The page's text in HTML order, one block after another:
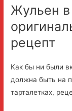
Жульен в
рецепт
Как бы ни были
должна быть на
тарталетках,